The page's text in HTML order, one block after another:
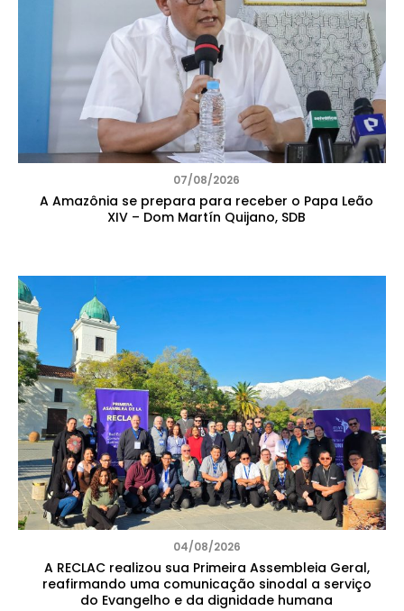
07/08/2026
A Amazônia se prepara para receber o Papa Leão
XIV – Dom Martín Quijano, SDB
04/08/2026
A RECLAC realizou sua Primeira Assembleia Geral,
reafirmando uma comunicação sinodal a serviço
do Evangelho e da dignidade humana